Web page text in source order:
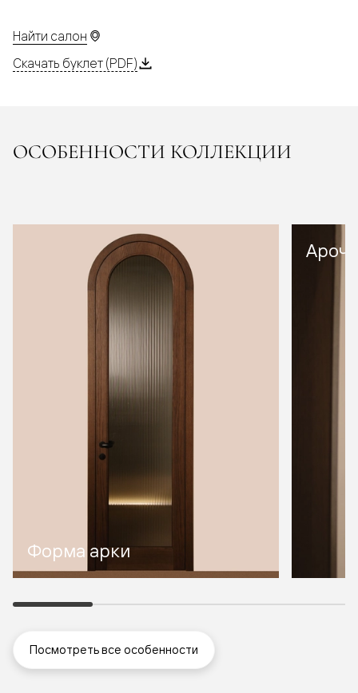
Найти салон
Скачать буклет (PDF)
ОСОБЕННОСТИ КОЛЛЕКЦИИ
Форма арки
Посмотреть все особенности